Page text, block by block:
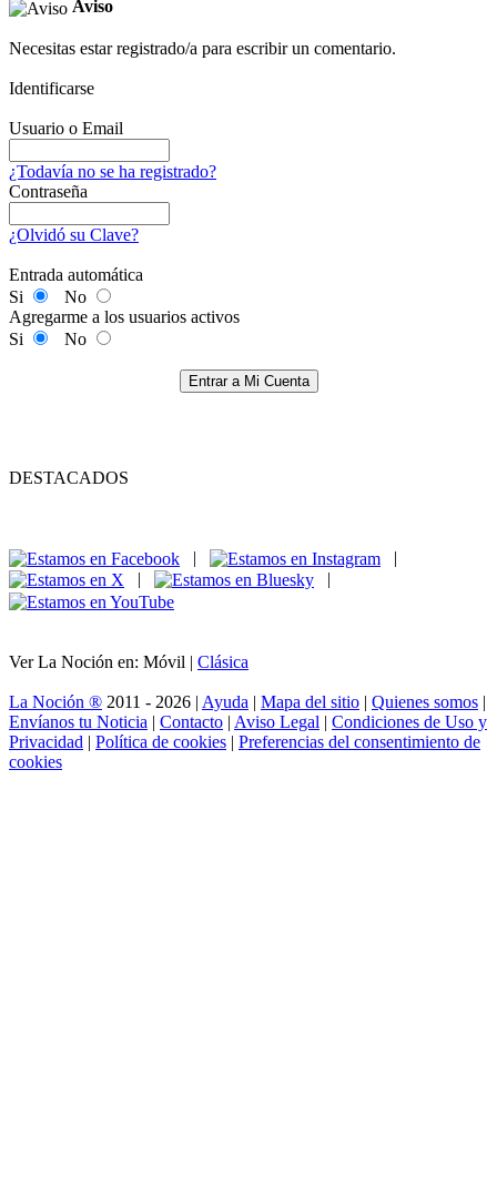
Aviso
Necesitas estar registrado/a para escribir un comentario.
Identificarse
Usuario o Email
¿Todavía no se ha registrado?
Contraseña
¿Olvidó su Clave?
Entrada automática
Si
No
Agregarme a los usuarios activos
Si
No
Entrar a Mi Cuenta
DESTACADOS
|
|
|
|
Ver La Noción en: Móvil | Clásica
La Noción ® 2011 - 2026 | Ayuda | Mapa del sitio | Quienes somos |
Envíanos tu Noticia | Contacto | Aviso Legal | Condiciones de Uso y
Privacidad | Política de cookies | Preferencias del consentimiento de
cookies